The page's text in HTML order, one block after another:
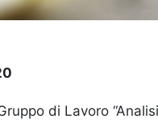
di Lavoro